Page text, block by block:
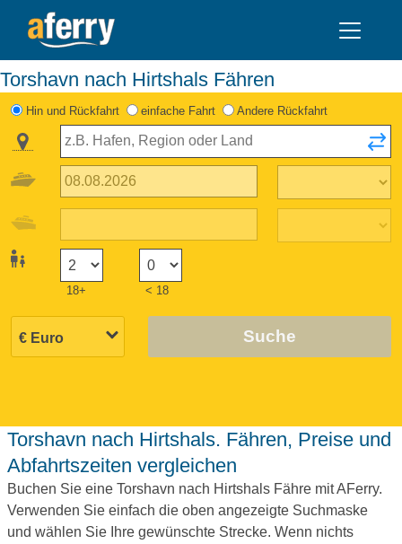
Torshavn nach Hirtshals Fähren
Hin und Rückfahrt einfache Fahrt Andere Rückfahrt
18+ < 18
Suche
Torshavn nach Hirtshals. Fähren, Preise und
Abfahrtszeiten vergleichen
Buchen Sie eine Torshavn nach Hirtshals Fähre mit AFerry.
Verwenden Sie einfach die oben angezeigte Suchmaske
und wählen Sie Ihre gewünschte Strecke. Wenn nichts